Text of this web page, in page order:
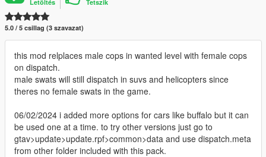
Letöltés Tetszik
5.0 / 5 csillag (3 szavazat)
this mod relplaces male cops in wanted level with female cops
on dispatch.
male swats will still dispatch in suvs and helicopters since
theres no female swats in the game.
06/02/2024 i added more options for cars like buffalo but it can
be used one at a time. to try other versions just go to
gtav>update>update.rpf>common>data and use dispatch.meta
from other folder included with this pack.